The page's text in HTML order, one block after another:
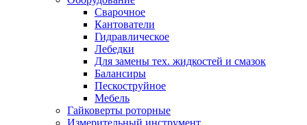
Сварочное
Кантователи
Гидравлическое
Лебедки
Для замены тех. жидкостей и смазок
Балансиры
Пескоструйное
Мебель
Гайковерты роторные
Измерительный инструмент